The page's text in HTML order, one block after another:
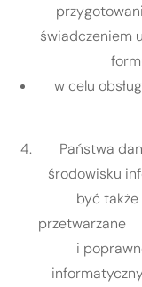
świadczeniem
w celu
Państwa
środowisku
być
przetwarzane
i